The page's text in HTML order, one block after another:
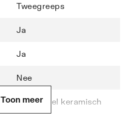
Tweegreeps
Ja
Ja
Nee
Bovendeel keramisch
Toon meer